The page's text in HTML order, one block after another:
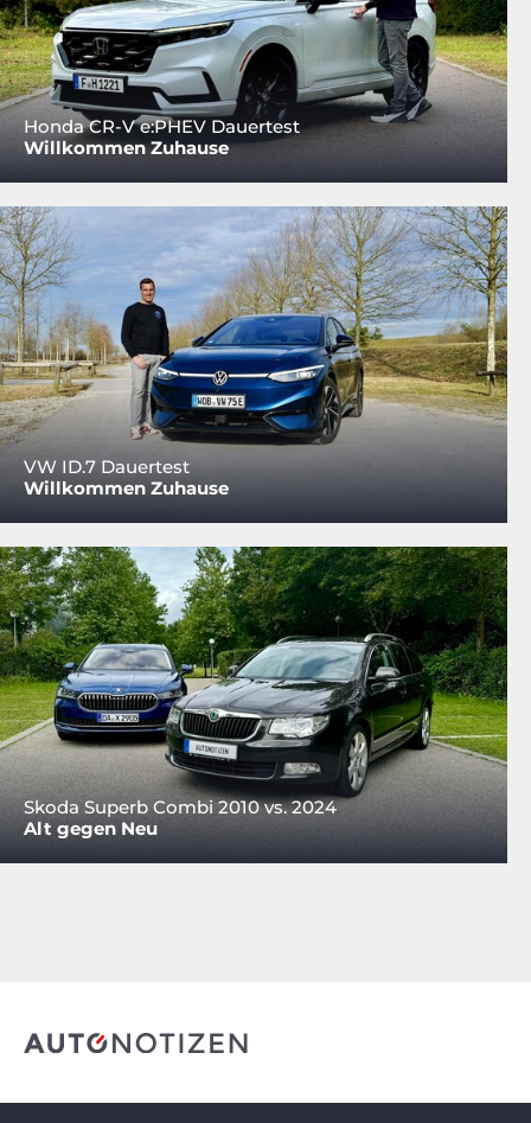
Honda CR-V e:PHEV Dauertest
Willkommen Zuhause
VW ID.7 Dauertest
Willkommen Zuhause
Skoda Superb Combi 2010 vs. 2024
Alt gegen Neu